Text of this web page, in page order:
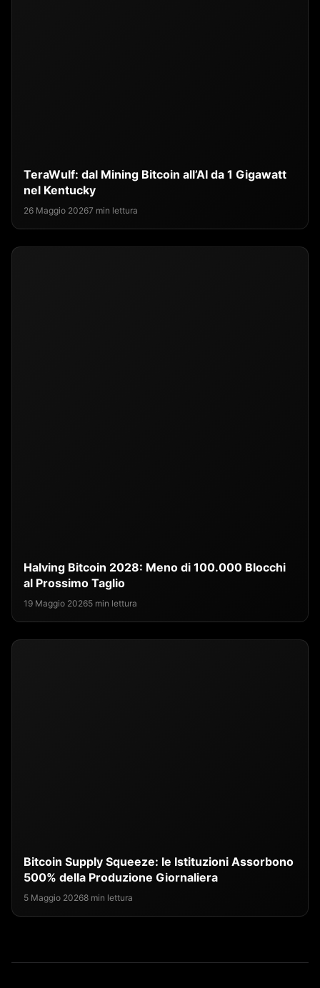
TeraWulf: dal Mining Bitcoin all’AI da 1 Gigawatt
nel Kentucky
26 Maggio 20267 min lettura
Halving Bitcoin 2028: Meno di 100.000 Blocchi
al Prossimo Taglio
19 Maggio 20265 min lettura
Bitcoin Supply Squeeze: le Istituzioni Assorbono
500% della Produzione Giornaliera
5 Maggio 20268 min lettura